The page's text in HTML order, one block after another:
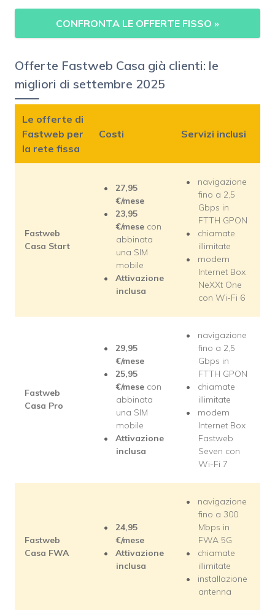
CONFRONTA LE OFFERTE FISSO »
Offerte Fastweb Casa già clienti: le
migliori di settembre 2025
Le offerte di
Fastweb per
la rete fissa
Costi Servizi inclusi
Fastweb
Casa Start
27,95
€/mese
23,95
€/mese con
abbinata
una SIM
mobile
Attivazione
inclusa
navigazione
fino a 2,5
Gbps in
FTTH GPON
chiamate
illimitate
modem
Internet Box
NeXXt One
con Wi-Fi 6
Fastweb
Casa Pro
29,95
€/mese
25,95
€/mese con
abbinata
una SIM
mobile
Attivazione
inclusa
navigazione
fino a 2,5
Gbps in
FTTH GPON
chiamate
illimitate
modem
Internet Box
Fastweb
Seven con
Wi-Fi 7
Fastweb
Casa FWA
24,95
€/mese
Attivazione
inclusa
navigazione
fino a 300
Mbps in
FWA 5G
chiamate
illimitate
installazione
antenna